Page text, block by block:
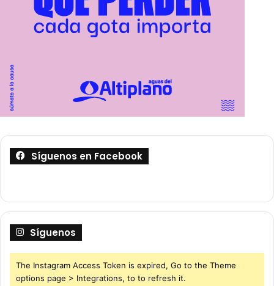
Síguenos en Facebook
Síguenos
The Instagram Access Token is expired, Go to the Theme
options page > Integrations, to to refresh it.